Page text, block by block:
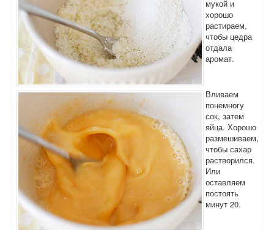
мукой и
хорошо
растираем,
чтобы цедра
отдала
аромат.
Вливаем
понемногу
сок, затем
яйца. Хорошо
размешиваем,
чтобы сахар
растворился.
Или
оставляем
постоять
минут 20.